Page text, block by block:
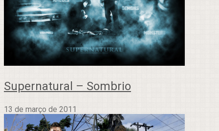
Supernatural – Sombrio
13 de março de 2011